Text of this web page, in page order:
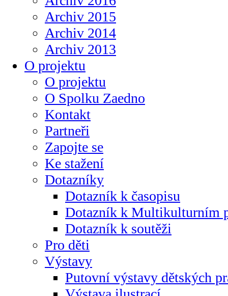
Archiv 2015
Archiv 2014
Archiv 2013
O projektu
O projektu
O Spolku Zaedno
Kontakt
Partneři
Zapojte se
Ke stažení
Dotazníky
Dotazník k časopisu
Dotazník k Multikulturním
Dotazník k soutěži
Pro děti
Výstavy
Putovní výstavy dětských